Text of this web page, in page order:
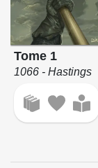
Tome 1
1066 - Hastings